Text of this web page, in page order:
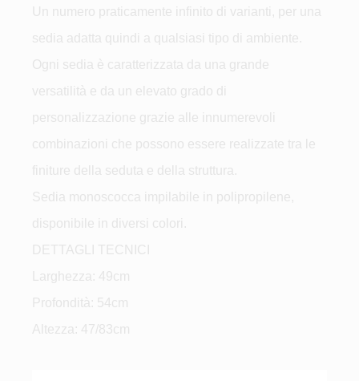
Un numero praticamente infinito di varianti, per una
sedia adatta quindi a qualsiasi tipo di ambiente.
Ogni sedia è caratterizzata da una grande
versatilità e da un elevato grado di
personalizzazione grazie alle innumerevoli
combinazioni che possono essere realizzate tra le
finiture della seduta e della struttura.
Sedia monoscocca impilabile in polipropilene,
disponibile in diversi colori.
DETTAGLI TECNICI
Larghezza: 49cm
Profondità: 54cm
Altezza: 47/83cm